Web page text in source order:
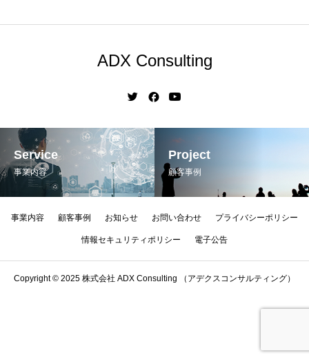
ADX Consulting
Service
事業内容
Project
顧客事例
事業内容 顧客事例 お知らせ お問い合わせ プライバシーポリシー
情報セキュリティポリシー 電子公告
Copyright © 2025 株式会社 ADX Consulting （アデクスコンサルティング）